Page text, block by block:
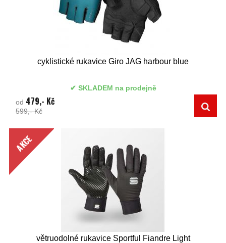
cyklistické rukavice Giro JAG harbour blue
SKLADEM na prodejně
od 479,- Kč
599,- Kč
AKCE
větruodolné rukavice Sportful Fiandre Light